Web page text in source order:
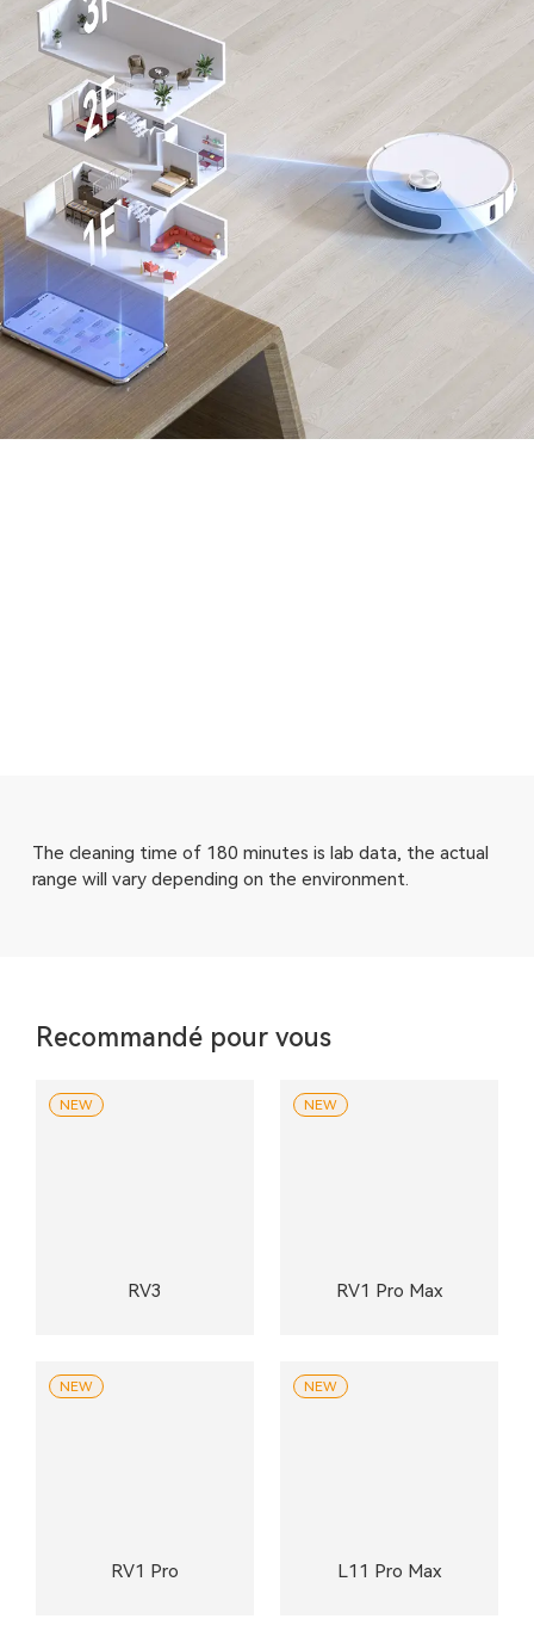
The cleaning time of 180 minutes is lab data, the actual
range will vary depending on the environment.
Recommandé pour vous
RV3
NEW
RV1 Pro Max
NEW
RV1 Pro
NEW
L11 Pro Max
NEW